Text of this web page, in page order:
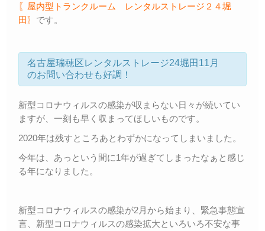
〖屋内型トランクルーム レンタルストレージ２４堀
田〗 です。
名古屋瑞穂区レンタルストレージ24堀田11月
のお問い合わせも好調！
新型コロナウィルスの感染が収まらない日々が続いてい
ますが、一刻も早く収まってほしいものです。
2020年は残すところあとわずかになってしまいました。
今年は、あっという間に1年が過ぎてしまったなぁと感じ
る年になりました。
新型コロナウィルスの感染が2月から始まり、緊急事態宣
言、新型コロナウィルスの感染拡大といろいろ不安な事